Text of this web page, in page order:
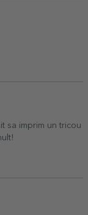
sa imprim un tricou